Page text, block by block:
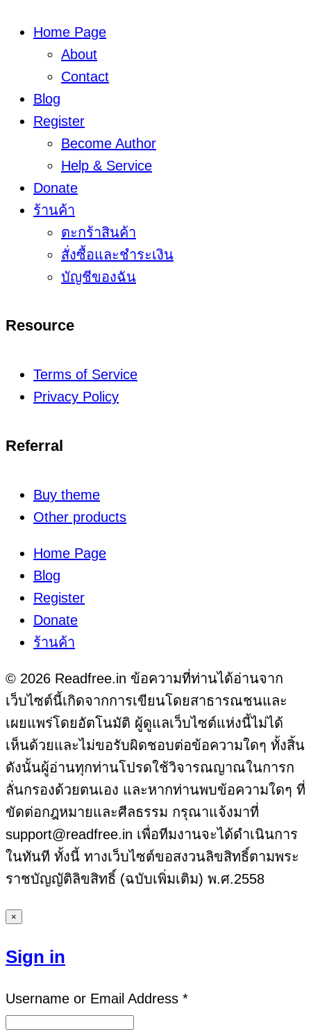
Home Page
About
Contact
Blog
Register
Become Author
Help & Service
Donate
ร้านค้า
ตะกร้าสินค้า
สั่งซื้อและชำระเงิน
บัญชีของฉัน
Resource
Terms of Service
Privacy Policy
Referral
Buy theme
Other products
Home Page
Blog
Register
Donate
ร้านค้า
© 2026 Readfree.in ข้อความที่ท่านได้อ่านจาก
เว็บไซต์นี้เกิดจากการเขียนโดยสาธารณชนและ
เผยแพร่โดยอัตโนมัติ ผู้ดูแลเว็บไซต์แห่งนี้ไม่ได้
เห็นด้วยและไม่ขอรับผิดชอบต่อข้อความใดๆ ทั้งสิ้น
ดังนั้นผู้อ่านทุกท่านโปรดใช้วิจารณญาณในการก
ลั่นกรองด้วยตนเอง และหากท่านพบข้อความใดๆ ที่
ขัดต่อกฎหมายและศีลธรรม กรุณาแจ้งมาที่
support@readfree.in เพื่อทีมงานจะได้ดำเนินการ
ในทันที ทั้งนี้ ทางเว็บไซต์ขอสงวนลิขสิทธิ์ตามพระ
ราชบัญญัติลิขสิทธิ์ (ฉบับเพิ่มเติม) พ.ศ.2558
×
Sign in
Username or Email Address *